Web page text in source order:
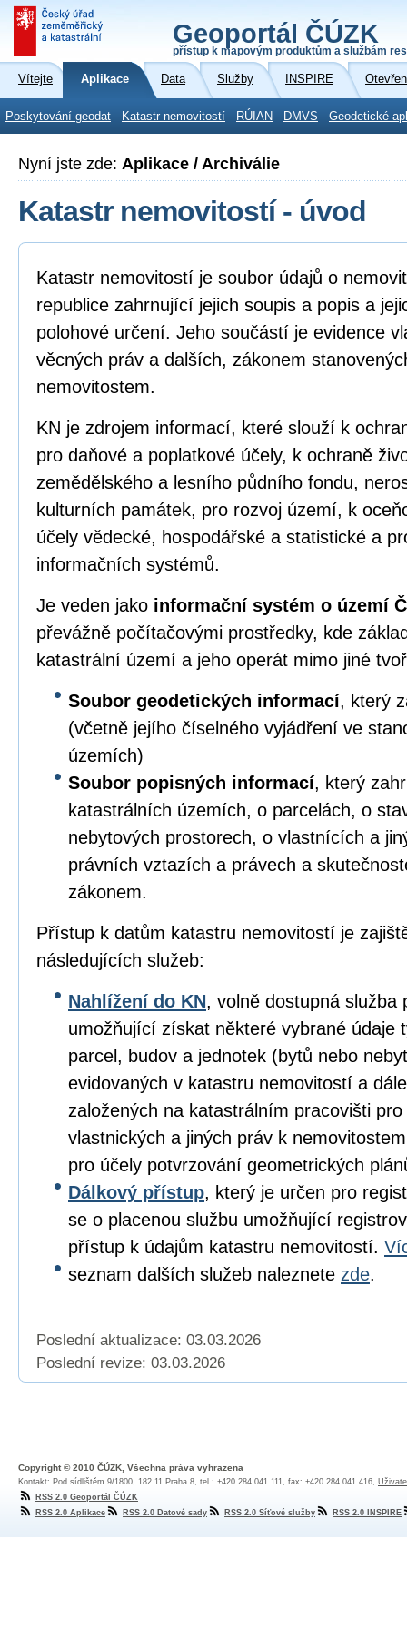
Geoportál ČÚZK
přístup k mapovým produktům a službám
Vítejte Aplikace Data Služby INSPIRE
Poskytování geodat Katastr nemovitostí RÚIAN DMVS Geodetické
Nyní jste zde: Aplikace / Archiválie
Katastr nemovitostí - úvod
Katastr nemovitostí je soubor údajů o
republice zahrnující jejich soupis a popis a
polohové určení. Jeho součástí je evidence
věcných práv a dalších, zákonem
nemovitostem.
KN je zdrojem informací, které slouží k
pro daňové a poplatkové účely, k ochraně
zemědělského a lesního půdního fondu,
kulturních památek, pro rozvoj území, k
účely vědecké, hospodářské a statistické a
informačních systémů.
Je veden jako informační systém o území
převážně počítačovými prostředky, kde
katastrální území a jeho operát mimo jiné
Soubor geodetických informací, který
(včetně jejího číselného vyjádření ve
územích)
Soubor popisných informací, který
katastrálních územích, o parcelách, o
nebytových prostorech, o vlastnících a
právních vztazích a právech a
zákonem.
Přístup k datům katastru nemovitostí je
následujících služeb:
Nahlížení do KN, volně dostupná služba
umožňující získat některé vybrané údaje
parcel, budov a jednotek (bytů nebo
evidovaných v katastru nemovitostí a
založených na katastrálním pracovišti
vlastnických a jiných práv k
pro účely potvrzování geometrických
Dálkový přístup, který je určen pro
se o placenou službu umožňující
přístup k údajům katastru nemovitostí.
seznam dalších služeb naleznete zde.
Poslední aktualizace: 03.03.2026
Poslední revize: 03.03.2026
Copyright © 2010 ČÚZK, Všechna práva vyhrazena
Kontakt: Pod sídlištěm 9/1800, 182 11 Praha 8, tel.: +420 284 041 111, fax: +420 284 041 416,
RSS 2.0 Geoportál ČÚZK
RSS 2.0 Aplikace
RSS 2.0 Datové sady RSS 2.0 Síťové služby RSS 2.0 INSPIRE